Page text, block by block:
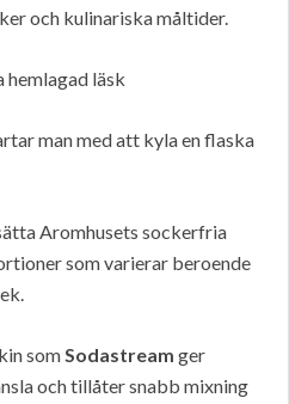
och kulinariska måltider.
läsk
man med att kyla en flaska
Aromhusets sockerfria
som varierar beroende
somSodastream ger
och tillåter snabb mixning